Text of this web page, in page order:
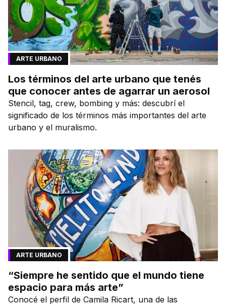
ARTE URBANO
Los términos del arte urbano que tenés
que conocer antes de agarrar un aerosol
Stencil, tag, crew, bombing y más: descubrí el
significado de los términos más importantes del arte
urbano y el muralismo.
ARTE URBANO
“Siempre he sentido que el mundo tiene
espacio para más arte”
Conocé el perfil de Camila Ricart, una de las